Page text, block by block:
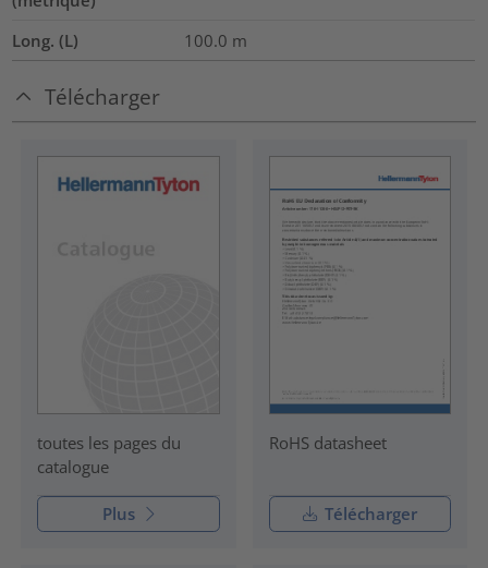
Long. (L)
100.0 m
Télécharger
toutes les pages du
catalogue
Plus
RoHS datasheet
Télécharger